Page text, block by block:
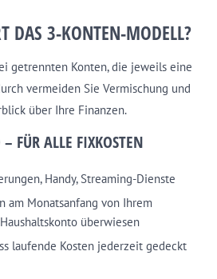
DAS 3-KONTEN-MODELL?
getrennten Konten, die jeweils eine
vermeiden Sie Vermischung und
über Ihre Finanzen.
FÜR ALLE FIXKOSTEN
Handy, Streaming-Dienste
am Monatsanfang von Ihrem
überwiesen
laufende Kosten jederzeit gedeckt